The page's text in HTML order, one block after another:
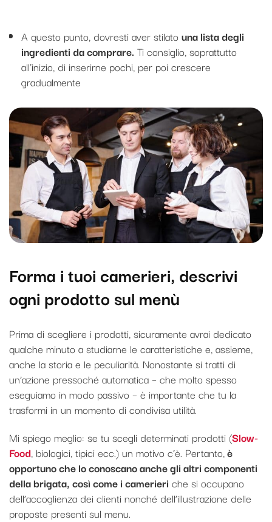
A questo punto, dovresti aver stilato una lista degli
ingredienti da comprare. Ti consiglio, soprattutto
all’inizio, di inserirne pochi, per poi crescere
gradualmente
Forma i tuoi camerieri, descrivi
ogni prodotto sul menù
Prima di scegliere i prodotti, sicuramente avrai dedicato
qualche minuto a studiarne le caratteristiche e, assieme,
anche la storia e le peculiarità. Nonostante si tratti di
un’azione pressoché automatica – che molto spesso
eseguiamo in modo passivo – è importante che tu la
trasformi in un momento di condivisa utilità.
Mi spiego meglio: se tu scegli determinati prodotti (Slow-
Food, biologici, tipici ecc.) un motivo c’è. Pertanto,è
opportuno che lo conoscano anche gli altri componenti
della brigata, così come i camerieri che si occupano
dell’accoglienza dei clienti nonché dell’illustrazione delle
proposte presenti sul menu.